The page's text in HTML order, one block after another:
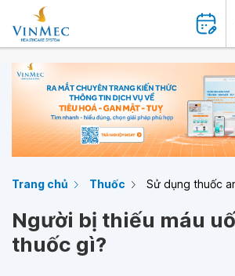
Trang chủ Thuốc Sử dụng thuốc
Người bị thiếu máu
thuốc gì?